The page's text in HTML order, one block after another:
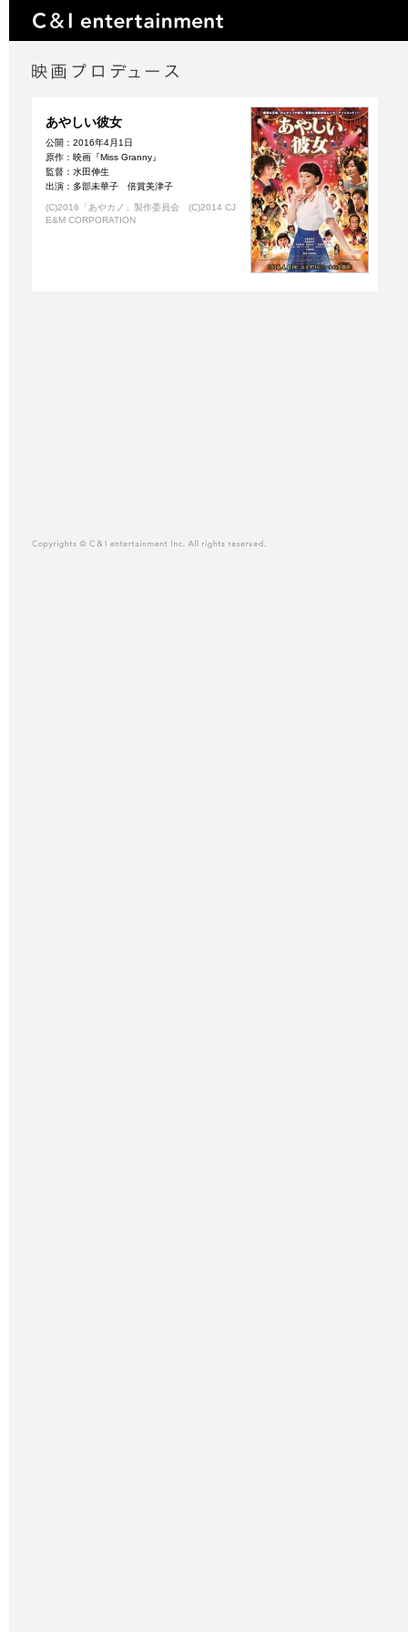
あやしい彼女
公開：2016年4月1日
原作：映画『Miss Granny』
監督：水田伸生
出演：多部未華子 倍賞美津子
(C)2016「あやカノ」製作委員会 (C)2014 CJ
E&M CORPORATION